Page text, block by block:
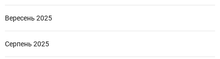
Вересень 2025
Серпень 2025